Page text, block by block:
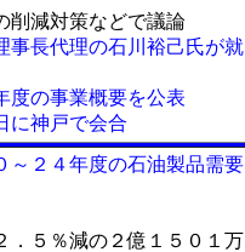
削減対策などで議論
事長代理の石川裕己氏が就
度の事業概要を公表
に神戸で会合
～２４年度の石油製品需要
．５％減の２億１５０１万